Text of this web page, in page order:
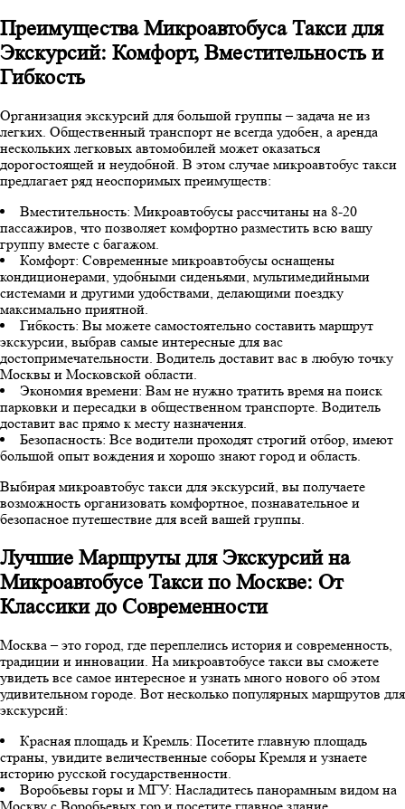
Преимущества Микроавтобуса Такси для
Экскурсий: Комфорт, Вместительность и
Гибкость
Организация экскурсий для большой группы – задача не из
легких. Общественный транспорт не всегда удобен, а аренда
нескольких легковых автомобилей может оказаться
дорогостоящей и неудобной. В этом случае микроавтобус такси
предлагает ряд неоспоримых преимуществ:
Вместительность: Микроавтобусы рассчитаны на 8-20
пассажиров, что позволяет комфортно разместить всю вашу
группу вместе с багажом.
Комфорт: Современные микроавтобусы оснащены
кондиционерами, удобными сиденьями, мультимедийными
системами и другими удобствами, делающими поездку
максимально приятной.
Гибкость: Вы можете самостоятельно составить маршрут
экскурсии, выбрав самые интересные для вас
достопримечательности. Водитель доставит вас в любую точку
Москвы и Московской области.
Экономия времени: Вам не нужно тратить время на поиск
парковки и пересадки в общественном транспорте. Водитель
доставит вас прямо к месту назначения.
Безопасность: Все водители проходят строгий отбор, имеют
большой опыт вождения и хорошо знают город и область.
Выбирая микроавтобус такси для экскурсий, вы получаете
возможность организовать комфортное, познавательное и
безопасное путешествие для всей вашей группы.
Лучшие Маршруты для Экскурсий на
Микроавтобусе Такси по Москве: От
Классики до Современности
Москва – это город, где переплелись история и современность,
традиции и инновации. На микроавтобусе такси вы сможете
увидеть все самое интересное и узнать много нового об этом
удивительном городе. Вот несколько популярных маршрутов для
экскурсий:
Красная площадь и Кремль: Посетите главную площадь
страны, увидите величественные соборы Кремля и узнаете
историю русской государственности.
Воробьевы горы и МГУ: Насладитесь панорамным видом на